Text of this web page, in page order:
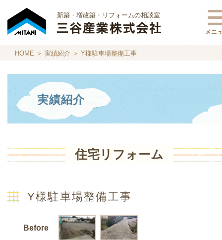
新築・増改築・リフォームの相談室
HOME ＞ 実績紹介 ＞ Y様駐車場整備工事
実績紹介
住宅リフォーム
Y様駐車場整備工事
Before